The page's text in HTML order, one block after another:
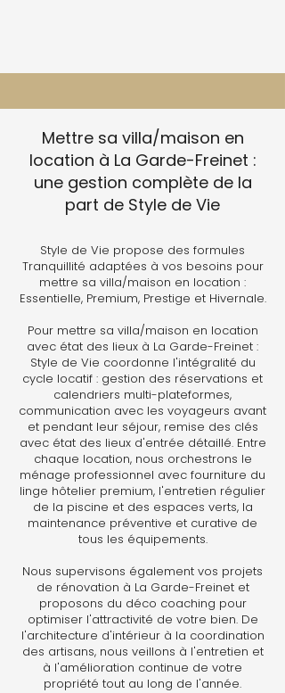
Mettre sa villa/maison en
location à La Garde-Freinet :
une gestion complète de la
part de Style de Vie
Style de Vie propose des formules
Tranquillité adaptées à vos besoins pour
mettre sa villa/maison en location :
Essentielle, Premium, Prestige et Hivernale.
Pour mettre sa villa/maison en location
avec état des lieux à La Garde-Freinet :
Style de Vie coordonne l'intégralité du
cycle locatif : gestion des réservations et
calendriers multi-plateformes,
communication avec les voyageurs avant
et pendant leur séjour, remise des clés
avec état des lieux d'entrée détaillé. Entre
chaque location, nous orchestrons le
ménage professionnel avec fourniture du
linge hôtelier premium, l'entretien régulier
de la piscine et des espaces verts, la
maintenance préventive et curative de
tous les équipements.
Nous supervisons également vos projets
de rénovation à La Garde-Freinet et
proposons du déco coaching pour
optimiser l'attractivité de votre bien. De
l'architecture d'intérieur à la coordination
des artisans, nous veillons à l'entretien et
à l'amélioration continue de votre
propriété tout au long de l'année.